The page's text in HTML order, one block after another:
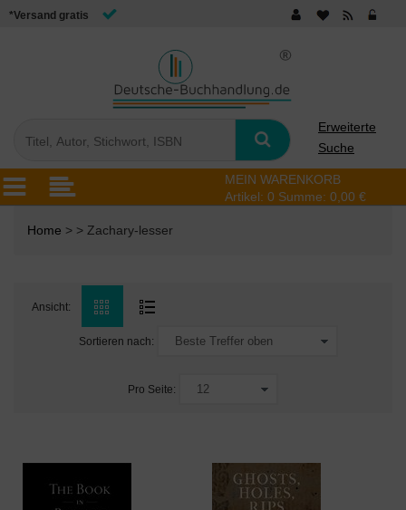
*Versand gratis
Erweiterte
Suche
MEIN WARENKORB
Artikel: 0 Summe: 0,00 €
Home > > Zachary-lesser
Ansicht:
Sortieren nach:
Pro Seite: